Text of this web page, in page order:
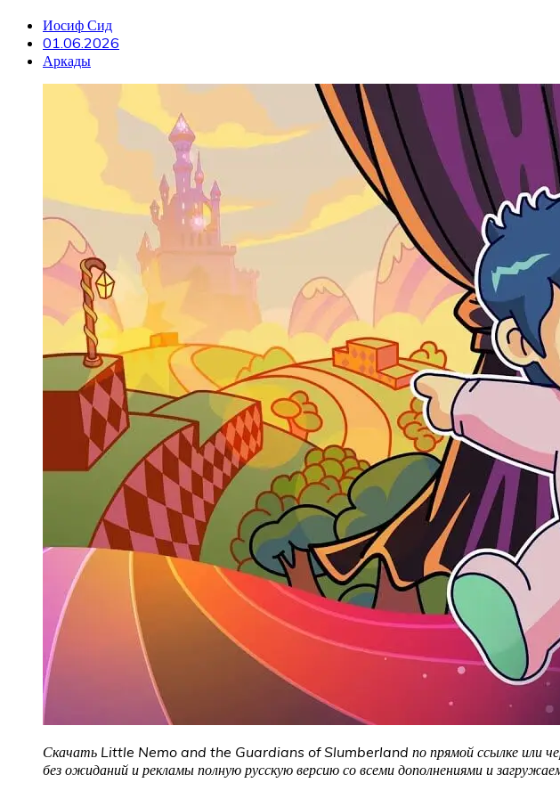
Иосиф Сид
01.06.2026
Аркады
Скачать Little Nemo and the Guardians of Slumberland по прямой ссылке или
без ожиданий и рекламы полную русскую версию со всеми дополнениями и